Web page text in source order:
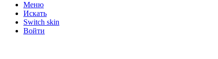
Меню
Искать
Switch skin
Войти